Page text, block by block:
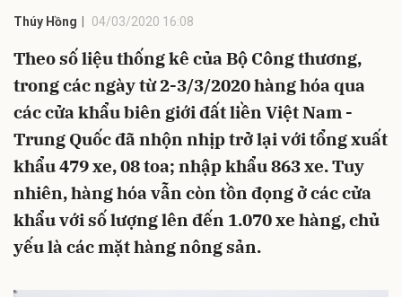
Thúy Hồng 04/03/2020 16:08
Theo số liệu thống kê của Bộ Công thương,
trong các ngày từ 2-3/3/2020 hàng hóa qua
các cửa khẩu biên giới đất liền Việt Nam -
Trung Quốc đã nhộn nhịp trở lại với tổng xuất
khẩu 479 xe, 08 toa; nhập khẩu 863 xe. Tuy
nhiên, hàng hóa vẫn còn tồn đọng ở các cửa
khẩu với số lượng lên đến 1.070 xe hàng, chủ
yếu là các mặt hàng nông sản.
Hủy Gửi